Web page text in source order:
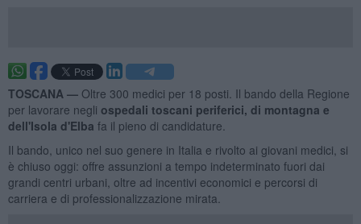
TOSCANA — Oltre 300 medici per 18 posti. Il bando della Regione
per lavorare negli ospedali toscani periferici, di montagna e
dell'Isola d'Elba fa il pieno di candidature.
Il bando, unico nel suo genere in Italia e rivolto ai giovani medici, si
è chiuso oggi: offre assunzioni a tempo indeterminato fuori dai
grandi centri urbani, oltre ad incentivi economici e percorsi di
carriera e di professionalizzazione mirata.